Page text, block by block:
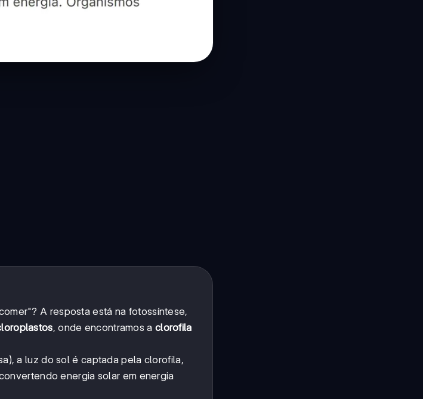
A resposta está na fotossíntese,
, onde encontramos a clorofila
a luz do sol é captada pela clorofila,
energia solar em energia